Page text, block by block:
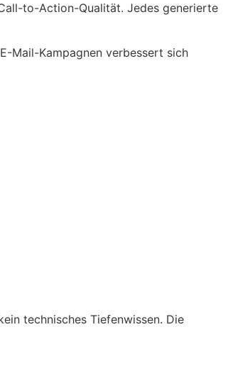
to-Action-Qualität. Jedes generierte
Mail-Kampagnen verbessert sich
technisches Tiefenwissen. Die